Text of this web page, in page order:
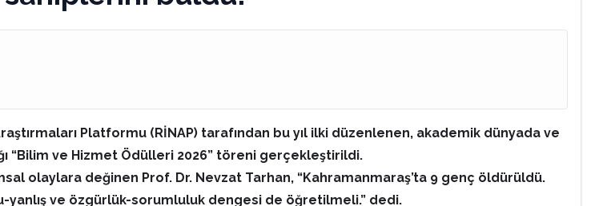
Platformu (RİNAP) tarafından bu yıl ilki düzenlenen, akademik dünyada ve
“Bilim ve Hizmet Ödülleri 2026” töreni gerçekleştirildi.
olaylara değinen Prof. Dr. Nevzat Tarhan, “Kahramanmaraş’ta 9 genç öldürüldü.
yanlış ve özgürlük-sorumluluk dengesi de öğretilmeli.” dedi.